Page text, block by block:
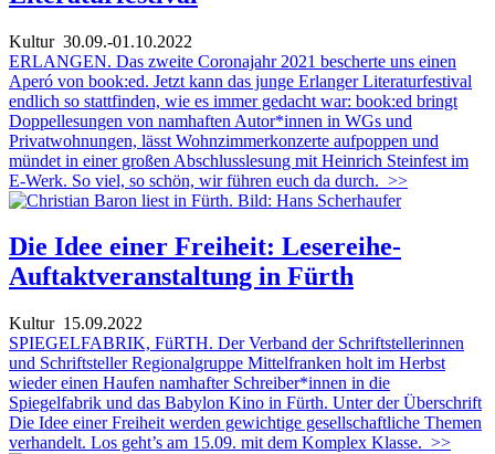
Kultur30.09.-01.10.2022
ERLANGEN. Das zweite Coronajahr 2021 bescherte uns einen
Aperó von book:ed. Jetzt kann das junge Erlanger Literaturfestival
endlich so stattfinden, wie es immer gedacht war: book:ed bringt
Doppellesungen von namhaften Autor*innen in WGs und
Privatwohnungen, lässt Wohnzimmerkonzerte aufpoppen und
mündet in einer großen Abschlusslesung mit Heinrich Steinfest im
E-Werk. So viel, so schön, wir führen euch da durch. >>
Die Idee einer Freiheit: Lesereihe-
Auftaktveranstaltung in Fürth
Kultur15.09.2022
SPIEGELFABRIK, FüRTH. Der Verband der Schriftstellerinnen
und Schriftsteller Regionalgruppe Mittelfranken holt im Herbst
wieder einen Haufen namhafter Schreiber*innen in die
Spiegelfabrik und das Babylon Kino in Fürth. Unter der Überschrift
Die Idee einer Freiheit werden gewichtige gesellschaftliche Themen
verhandelt. Los geht’s am 15.09. mit dem Komplex Klasse. >>